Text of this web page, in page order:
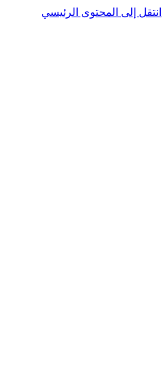
انتقل إلى المحتوى الرئيسي